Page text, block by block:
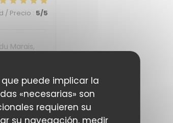
que puede implicar la
«necesarias» son
requieren su
su navegación, medir
/ Precio : 5/5
Marais,
aux